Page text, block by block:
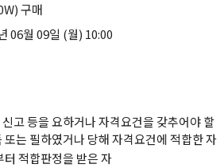
구매
06월 09일 (월) 10:00
고 등을 요하거나 자격요건을 갖추어야 할
는 필하였거나 당해 자격요건에 적합한 자
적합판정을 받은 자